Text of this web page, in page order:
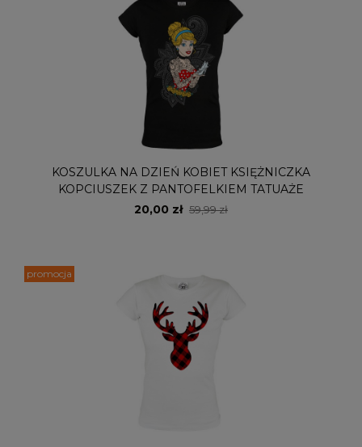
KOSZULKA NA DZIEŃ KOBIET KSIĘŻNICZKA
KOPCIUSZEK Z PANTOFELKIEM TATUAŻE
20,00 zł 59,99 zł
promocja